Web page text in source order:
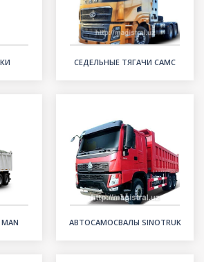
СЕДЕЛЬНЫЕ ТЯГАЧИ CAMC
АВТОСАМОСВАЛЫ SINOTRUK